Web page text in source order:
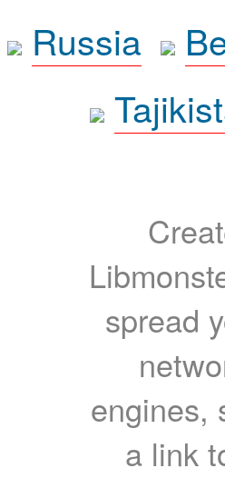
Russia
spread
engines,
a link